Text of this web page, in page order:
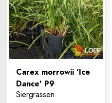
Carex morrowii 'Ice
Dance' P9
Siergrassen